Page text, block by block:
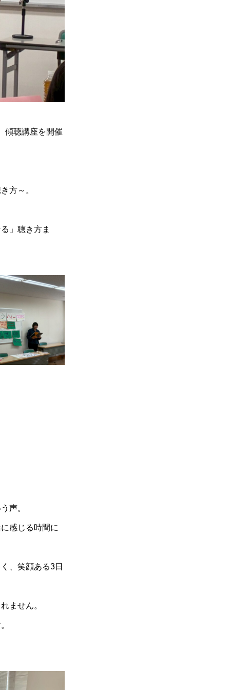
傾聴講座を開催
方～。
」聴き方ま
声。
感じる時間に
、笑顔ある3日
ません。